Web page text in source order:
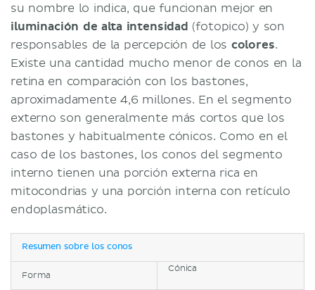
su nombre lo indica, que funcionan mejor en
iluminación de alta intensidad (fotopico) y son
responsables de la percepción de los colores.
Existe una cantidad mucho menor de conos en la
retina en comparación con los bastones,
aproximadamente 4,6 millones. En el segmento
externo son generalmente más cortos que los
bastones y habitualmente cónicos. Como en el
caso de los bastones, los conos del segmento
interno tienen una porción externa rica en
mitocondrias y una porción interna con retículo
endoplasmático.
Resumen sobre los conos
Forma
Cónica